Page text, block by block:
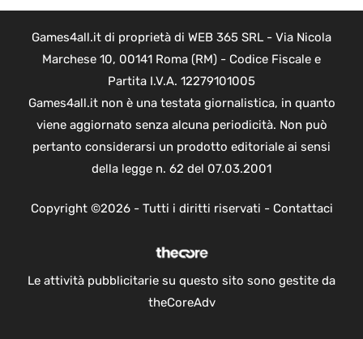
Games4all.it di proprietà di WEB 365 SRL - Via Nicola
Marchese 10, 00141 Roma (RM) - Codice Fiscale e
Partita I.V.A. 12279101005
Games4all.it non è una testata giornalistica, in quanto
viene aggiornato senza alcuna periodicità. Non può
pertanto considerarsi un prodotto editoriale ai sensi
della legge n. 62 del 07.03.2001
Copyright ©2026 - Tutti i diritti riservati - Contattaci
Le attività pubblicitarie su questo sito sono gestite da
theCoreAdv